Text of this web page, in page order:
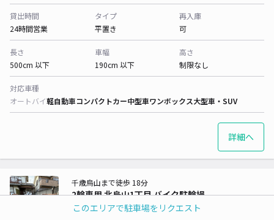
このエリアで駐車場をリクエスト
貸出時間
24時間営業
タイプ
平置き
再入庫
可
長さ
500cm 以下
車幅
190cm 以下
高さ
制限なし
対応車種
オートバイ軽自動車コンパクトカー中型車ワンボックス大型車・SUV
詳細へ
2輪専用 北烏山1丁目 バイク駐輪場
千歳烏山まで徒歩 18分
5/ 3件